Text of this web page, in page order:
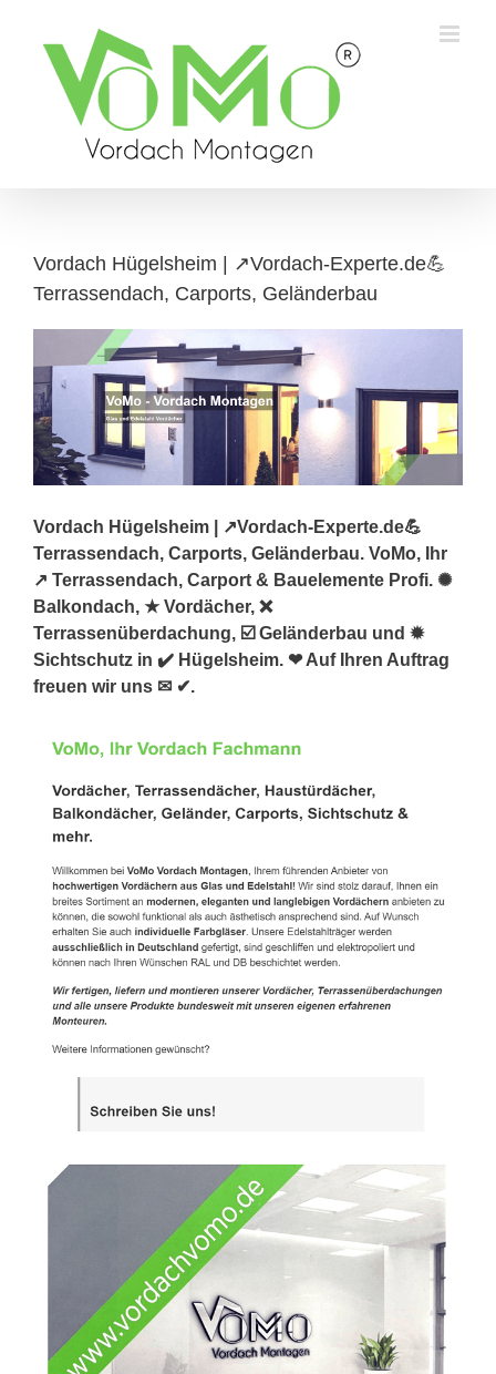
content
Vordach Hügelsheim | ↗️Vordach-Experte.de💪
Terrassendach, Carports, Geländerbau
Vordach Hügelsheim | ↗️Vordach-Experte.de💪
Terrassendach, Carports, Geländerbau. VoMo, Ihr
↗️ Terrassendach, Carport & Bauelemente Profi. ✺
Balkondach, ★ Vordächer, ❌
Terrassenüberdachung, ☑️ Geländerbau und ✹
Sichtschutz in ✔️ Hügelsheim. ❤ Auf Ihren Auftrag
freuen wir uns ✉ ✔.